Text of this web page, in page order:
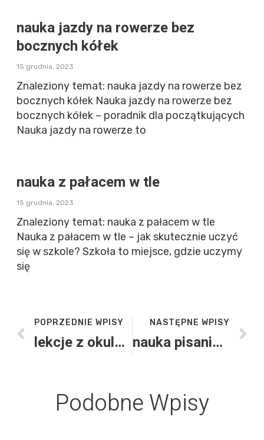
nauka jazdy na rowerze bez
bocznych kółek
15 grudnia, 2023
Znaleziony temat: nauka jazdy na rowerze bez
bocznych kółek Nauka jazdy na rowerze bez
bocznych kółek – poradnik dla początkujących
Nauka jazdy na rowerze to
nauka z pałacem w tle
15 grudnia, 2023
Znaleziony temat: nauka z pałacem w tle
Nauka z pałacem w tle – jak skutecznie uczyć
się w szkole? Szkoła to miejsce, gdzie uczymy
się
POPRZEDNIE WPISY
lekcje z okularami vr
NASTĘPNE WPISY
nauka pisania na klawiaturze bez patrzenia
Podobne Wpisy